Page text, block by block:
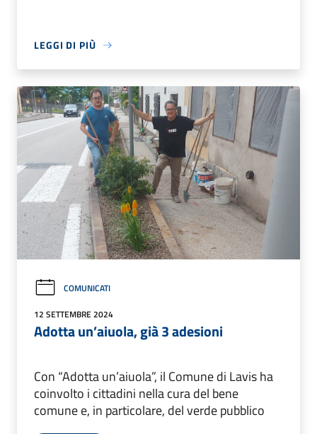
LEGGI DI PIÙ
COMUNICATI
12 SETTEMBRE 2024
Adotta un’aiuola, già 3 adesioni
Con “Adotta un’aiuola”, il Comune di Lavis ha
coinvolto i cittadini nella cura del bene
comune e, in particolare, del verde pubblico